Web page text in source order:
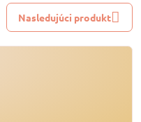
Nasledujúci produkt